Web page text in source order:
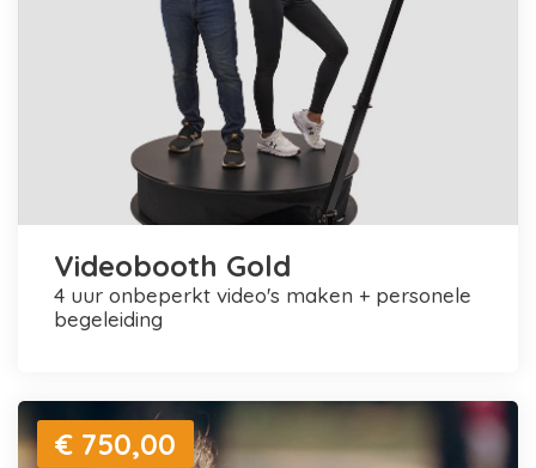
Videobooth Gold
4 uur onbeperkt video's maken + personele
begeleiding
€ 750,00